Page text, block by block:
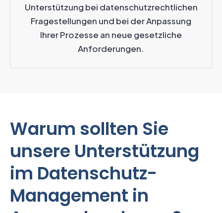
Unterstützung bei datenschutzrechtlichen
Fragestellungen und bei der Anpassung
Ihrer Prozesse an neue gesetzliche
Anforderungen.
Warum sollten Sie
unsere Unterstützung
im Datenschutz-
Management in